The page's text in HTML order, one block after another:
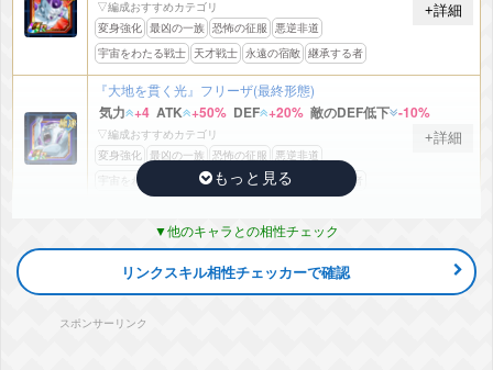
▽編成おすすめカテゴリ
変身強化 最凶の一族 恐怖の征服
悪逆非道
宇宙をわたる戦士 天才戦士 永遠の宿敵 継承する者
+詳細
『大地を貫く光』フリーザ(最終形態)
気力 +4 ATK +50% DEF +20% 敵のDEF低下 -10%
▽編成おすすめカテゴリ
変身強化
最凶の一族 恐怖の征服
悪逆非道
宇宙をわたる戦士
天才戦士 永遠の宿敵 継承する者
+詳細
ATK +40% DEF +10% 敵のDEF低下
変身強化 最凶の一族 ターゲット孫悟空
リベンジ
+詳細
他のキャラとの相性チェック
リンクスキル相性チェッカーで確認
スポンサーリンク